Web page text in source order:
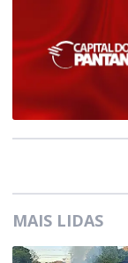
MAIS LIDAS